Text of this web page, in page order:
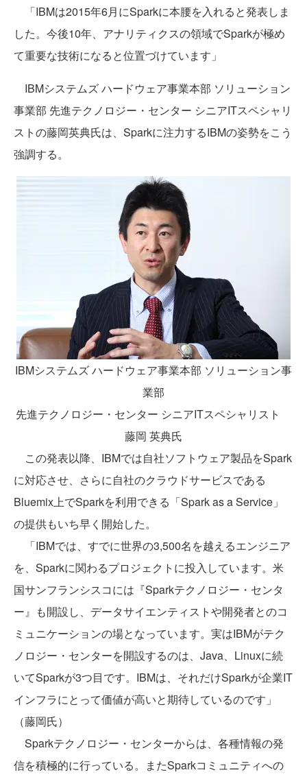
「IBMは2015年6月にSparkに本腰を入れると発表しま
した。今後10年、アナリティクスの領域でSparkが極め
て重要な技術になると位置づけています」
IBMシステムズ ハードウェア事業本部 ソリューション
事業部 先進テクノロジー・センター シニアITスペシャリ
ストの藤岡英典氏は、Sparkに注力するIBMの姿勢をこう
強調する。
IBMシステムズ ハードウェア事業本部 ソリューション事
業部
先進テクノロジー・センター シニアITスペシャリスト
藤岡 英典氏
この発表以降、IBMでは自社ソフトウェア製品をSpark
に対応させ、さらに自社のクラウドサービスである
Bluemix上でSparkを利用できる「Spark as a Service」
の提供もいち早く開始した。
「IBMでは、すでに世界の3,500名を越えるエンジニア
を、Sparkに関わるプロジェクトに投入しています。米
国サンフランシスコには『Sparkテクノロジー・センタ
ー』も開設し、データサイエンティストや開発者とのコ
ミュニケーションの場となっています。実はIBMがテク
ノロジー・センターを開設するのは、Java、Linuxに続
いてSparkが3つ目です。IBMは、それだけSparkが企業IT
インフラにとって価値が高いと期待しているのです」
（藤岡氏）
Sparkテクノロジー・センターからは、各種情報の発
信を積極的に行っている。またSparkコミュニティへの